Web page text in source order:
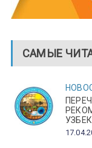
САМЫЕ